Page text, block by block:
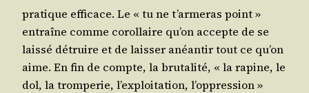
pra­tique effi­cace. Le « tu ne t’ar­me­ras point »
entraîne comme corol­laire qu’on accepte de se
lais­sé détruire et de lais­ser anéan­tir tout ce qu’on
aime. En fin de compte, la bru­ta­li­té, « la rapine, le
dol, la trom­pe­rie, l’ex­ploi­ta­tion, l’op­pres­sion »